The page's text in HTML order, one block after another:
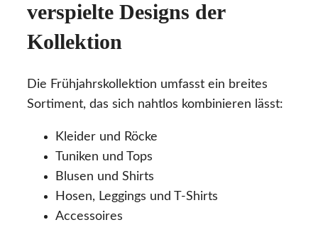
verspielte Designs der
Kollektion
Die Frühjahrskollektion umfasst ein breites
Sortiment, das sich nahtlos kombinieren lässt:
Kleider und Röcke
Tuniken und Tops
Blusen und Shirts
Hosen, Leggings und T-Shirts
Accessoires